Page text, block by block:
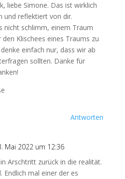
liebe Simone. Das ist wirklich
und reflektiert von dir.
nicht schlimm, einem Traum
Klischees eines Traums zu
einfach nur, dass wir ab
sollten. Danke für
Antworten
Mai 2022 um 12:36
Arschtritt zurück in die realität.
Endlich mal einer der es